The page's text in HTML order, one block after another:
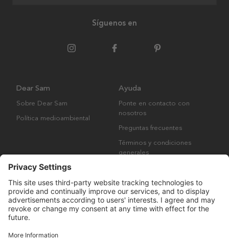
Síguenos en
Dear Sam
Sobre Dear Sam
Política medioambiental
Ayuda
Ponte en contacto con
nosotros
Preguntas frecuentes
Términos y condiciones
generales
Derechos de autor © Many Brands AB 2023. Todos los derechos